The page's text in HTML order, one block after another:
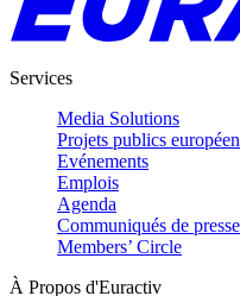
Services
Media Solutions
Projets publics
Evénements
Emplois
Agenda
Communiqués de presse
Members’ Circle
À Propos d'Euractiv